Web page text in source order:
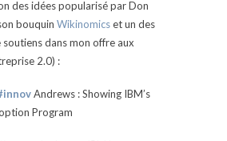
des idées popularisé par Don
bouquin Wikinomicset un des
dans mon offre aux
2.0) :
Andrews : Showing IBM’s
Program